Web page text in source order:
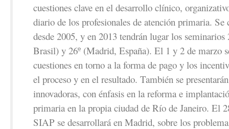
cuestiones clave en el desarrollo clínico,
diario de los profesionales de atención primaria.
desde 2005, y en 2013 tendrán lugar los seminarios
Brasil) y 26º (Madrid, España). El 1 y 2 de marzo
cuestiones en torno a la forma de pago y los
el proceso y en el resultado. También se
innovadoras, con énfasis en la reforma e
primaria en la propia ciudad de Río de Janeiro. El
SIAP se desarrollará en Madrid, sobre los